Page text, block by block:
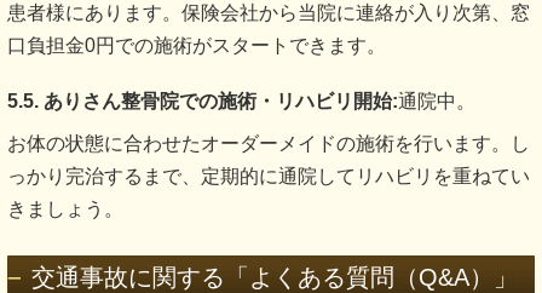
患者様にあります。保険会社から当院に連絡が入り次第、窓
口負担金0円での施術がスタートできます。
5.5. ありさん整骨院での施術・リハビリ開始:通院中。
お体の状態に合わせたオーダーメイドの施術を行います。し
っかり完治するまで、定期的に通院してリハビリを重ねてい
きましょう。
交通事故に関する「よくある質問（Q&A）」